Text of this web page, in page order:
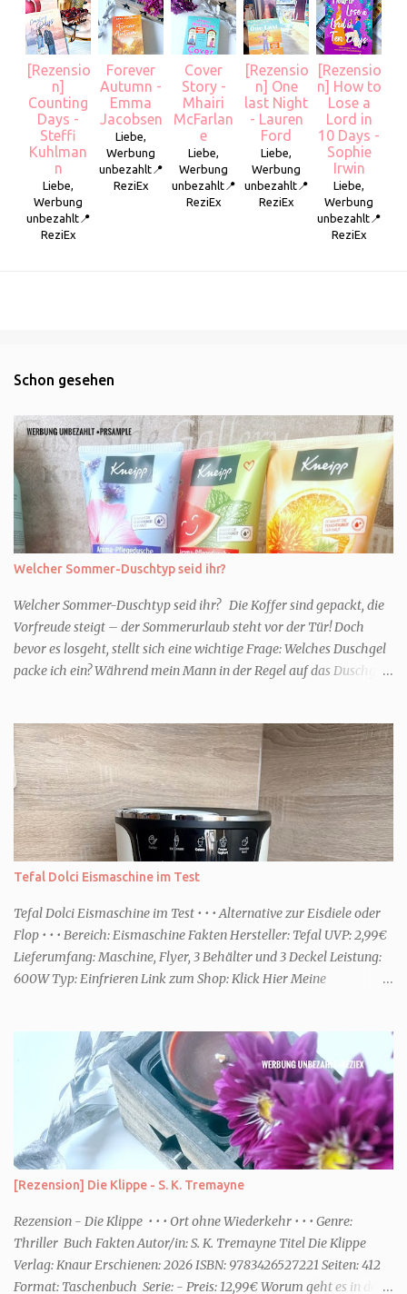
[Rezensio
n]
Counting
Days -
Steffi
Kuhlman
n
Liebe,
Werbung
unbezahlt📍
ReziEx
Forever
Autumn -
Emma
Jacobsen
Liebe,
Werbung
unbezahlt📍
ReziEx
Cover
Story -
Mhairi
McFarlan
e
Liebe,
Werbung
unbezahlt📍
ReziEx
[Rezensio
n] One
last Night
- Lauren
Ford
Liebe,
Werbung
unbezahlt📍
ReziEx
[Rezensio
n] How to
Lose a
Lord in
10 Days -
Sophie
Irwin
Liebe,
Werbung
unbezahlt📍
ReziEx
Schon gesehen
Welcher Sommer-Duschtyp seid ihr?
Welcher Sommer-Duschtyp seid ihr? Die Koffer sind gepackt, die
Vorfreude steigt – der Sommerurlaub steht vor der Tür! Doch
bevor es losgeht, stellt sich eine wichtige Frage: Welches Duschgel
packe ich ein? Während mein Mann in der Regel auf das Duschgel
Urlaub Entspannung und Wellness. Falls ihr ähnlich denkt, lasst
uns doch herausfinden, welcher Duschtyp ihr seid. TYP
GENIESSER Egal, ob Strand oder Städtetrip - für euch gehört
gutes Essen, ein guter Wein oder Cocktail, vielleicht ein gutes Buch
dazu. Ihr liebt es Sonnenuntergänge zu beobachten und genießt
einfach jeden Moment. Dann seid ihr wie ich der Typ Genießer.
Hier empfehle ich tatsächlich Düfte die zur Jahreszeit passen, weil
einem frisch-fruchtigen Duft, wie die Kneipp Aroma-Pflegedusche
“ Sommer Flirt ...
Tefal Dolci Eismaschine im Test
Tefal Dolci Eismaschine im Test • • • Alternative zur Eisdiele oder
Flop • • • Bereich: Eismaschine Fakten Hersteller: Tefal UVP: 2,99€
Lieferumfang: Maschine, Flyer, 3 Behälter und 3 Deckel Leistung:
600W Typ: Einfrieren Link zum Shop: Klick Hier Meine
ausgepackt und aufgebaut. Eine Anleitung ist dabei, die enthält
aber nicht viele Informationen. Ob die Behälter in die
Spülmaschine dürfen oder ähnliches, habe ich dort jedenfalls nicht
entnehmen können. Rezepte gibt es über eine Art Flyer. Dort sind
Online ein paar Rezepte für die unterschiedlichsten Funktionen des
Gerätes. Für den Aufbau habe ich keine fünf Minuten benötigt. Die
Optik Die Optik ist nett. Sie erinnert mich von der Größe her an
eine Kaffeemaschine. Farblich ist sie dezent und passt zum Eis. Ich
würde sagen Retro meets Moderne. Das Bedienfeld hat eine ...
[Rezension] Die Klippe - S. K. Tremayne
Rezension - Die Klippe • • • Ort ohne Wiederkehr • • • Genre:
Thriller Buch Fakten Autor/in: S. K. Tremayne Titel Die Klippe
Verlag: Knaur Erschienen: 2026 ISBN: 9783426527221 Seiten: 412
Format: Taschenbuch Serie: - Preis: 12,99€ Worum geht es in dem